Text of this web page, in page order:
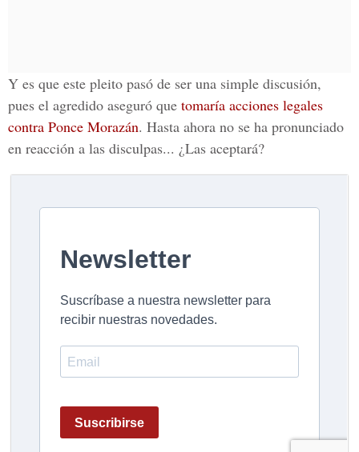
Y es que este pleito pasó de ser una simple discusión,
pues el agredido aseguró que tomaría acciones legales
contra Ponce Morazán. Hasta ahora no se ha pronunciado
en reacción a las disculpas... ¿Las aceptará?